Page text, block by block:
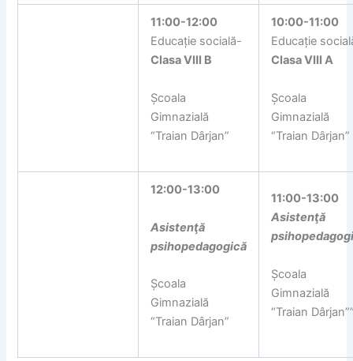
11:00-12:00
Educație socială-
Clasa VIII B
Școala
Gimnazială
“Traian Dârjan”
10:00-11:00
Educație
Clasa VIII A
Școala
Gimnazială
“Traian Dârjan”
12:00-13:00
Asistenţă
psihopedagogică
Școala
Gimnazială
“Traian Dârjan”
11:00-13:00
Asistenţă
Școala
Gimnazială
“Traian